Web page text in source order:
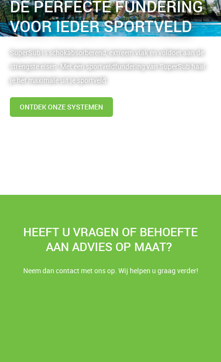
DE PERFECTE FUNDERING
VOOR IEDER SPORTVELD
SuperSub is schokabsorberend, extreem vlak en voldoet aan de
strengste eisen. Met een sportveldfundering van SuperSub haal
je het maximale uit je sportveld.
ONTDEK ONZE SYSTEMEN
HEEFT U VRAGEN OF BEHOEFTE
AAN ADVIES OP MAAT?
Neem dan contact met ons op. Wij helpen u graag verder!